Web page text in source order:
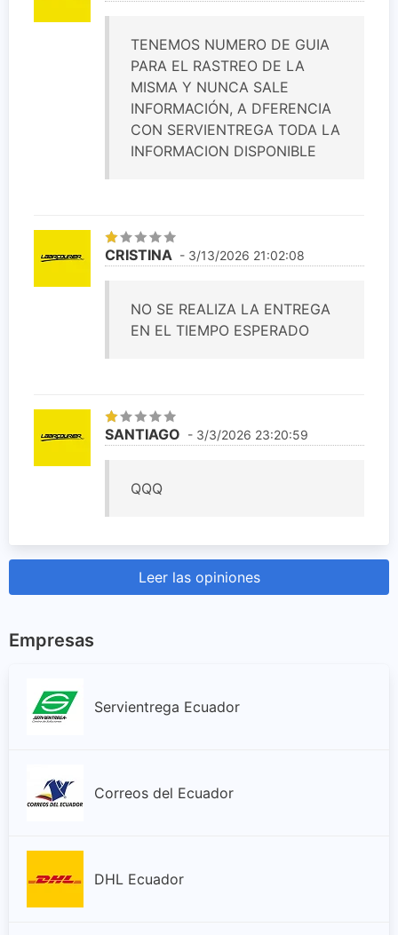
TENEMOS NUMERO DE GUIA
PARA EL RASTREO DE LA
MISMA Y NUNCA SALE
INFORMACIÓN, A DFERENCIA
CON SERVIENTREGA TODA LA
INFORMACION DISPONIBLE
CRISTINA - 3/13/2026 21:02:08
NO SE REALIZA LA ENTREGA
EN EL TIEMPO ESPERADO
SANTIAGO - 3/3/2026 23:20:59
QQQ
Leer las opiniones
Empresas
Servientrega Ecuador
Correos del Ecuador
DHL Ecuador